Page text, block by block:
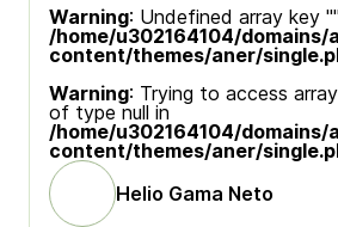
Warning: Undefined array key
/home/u302164104/
content/themes/aner/
Warning: Trying to access
of type null in
/home/u302164104/
content/themes/aner/
Helio Gama Neto